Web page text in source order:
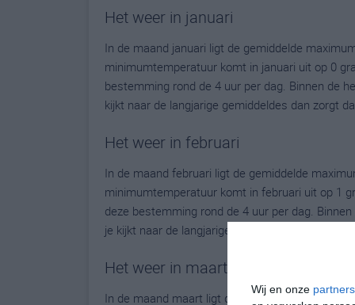
Wij en onze partners
Het weer in januari
In de maand januari ligt de gemiddelde
minimumtemperatuur komt in januari uit op 0
bestemming rond de 4 uur per dag. Binnen de
kijkt naar de langjarige gemiddeldes dan zorgt
Het weer in februari
In de maand februari ligt de gemiddelde
minimumtemperatuur komt in februari uit op 1
deze bestemming rond de 4 uur per dag.
je kijkt naar de langjarige gemiddeldes dan
Het weer in maart
In de maand maart ligt de gemiddelde